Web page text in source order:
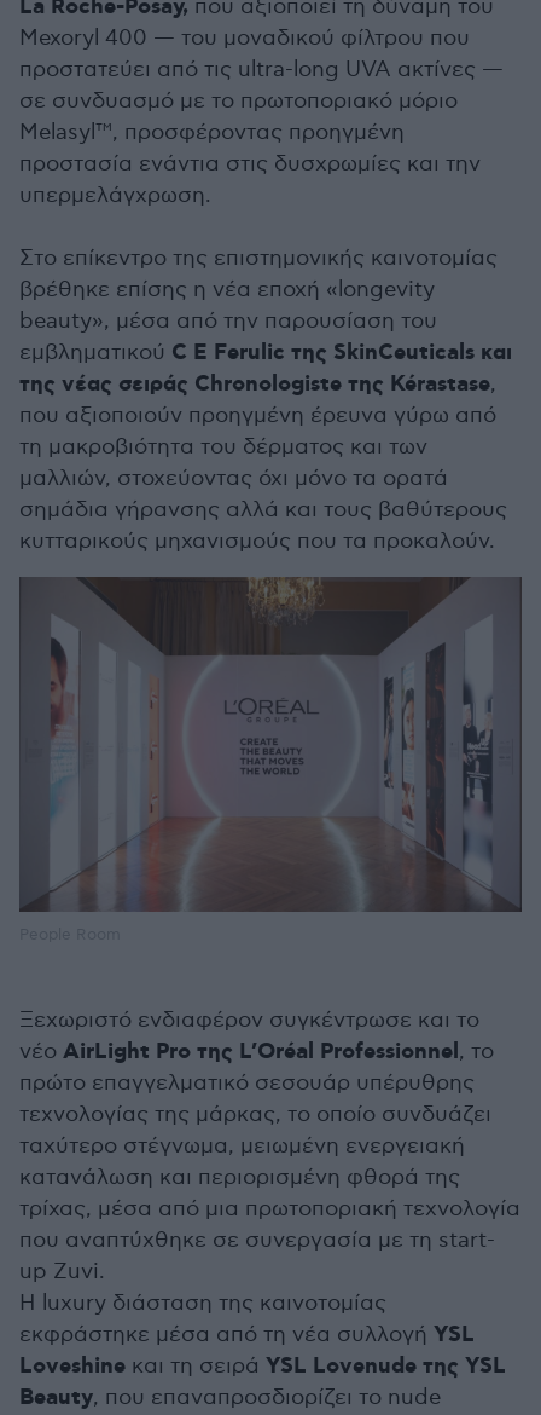
La Roche-Posay, που αξιοποιεί τη δύναμη του
Mexoryl 400 — του μοναδικού φίλτρου που
προστατεύει από τις ultra-long UVA ακτίνες —
σε συνδυασμό με το πρωτοποριακό μόριο
Melasyl™, προσφέροντας προηγμένη
προστασία ενάντια στις δυσχρωμίες και την
υπερμελάγχρωση.
Στο επίκεντρο της επιστημονικής καινοτομίας
βρέθηκε επίσης η νέα εποχή «longevity
beauty», μέσα από την παρουσίαση του
εμβληματικού C E Ferulic της SkinCeuticals και
της νέας σειράς Chronologiste της Kérastase,
που αξιοποιούν προηγμένη έρευνα γύρω από
τη μακροβιότητα του δέρματος και των
μαλλιών, στοχεύοντας όχι μόνο τα ορατά
σημάδια γήρανσης αλλά και τους βαθύτερους
κυτταρικούς μηχανισμούς που τα προκαλούν.
Ξεχωριστό ενδιαφέρον συγκέντρωσε και το
νέο AirLight Pro της L’Oréal Professionnel, το
πρώτο επαγγελματικό σεσουάρ υπέρυθρης
τεχνολογίας της μάρκας, το οποίο συνδυάζει
ταχύτερο στέγνωμα, μειωμένη ενεργειακή
κατανάλωση και περιορισμένη φθορά της
τρίχας, μέσα από μια πρωτοποριακή τεχνολογία
που αναπτύχθηκε σε συνεργασία με τη start-
up Zuvi.
Η luxury διάσταση της καινοτομίας
εκφράστηκε μέσα από τη νέα συλλογή YSL
Loveshine και τη σειρά YSL Lovenude της YSL
Beauty, που επαναπροσδιορίζει το nude